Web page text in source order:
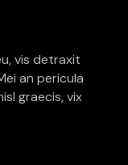
vis detraxit
an pericula
graecis, vix